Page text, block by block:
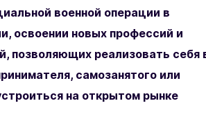
военной операции в
освоении новых профессий и
позволяющих реализовать себя
самозанятого или
на открытом рынке